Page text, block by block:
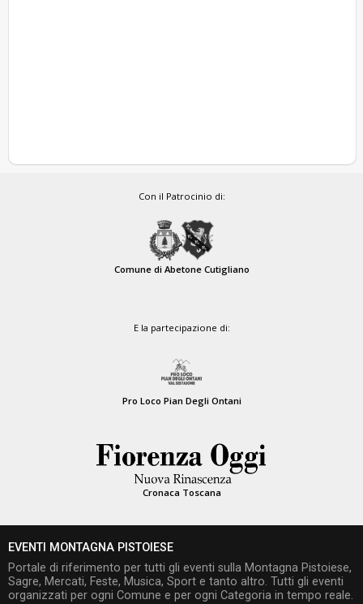
Con il Patrocinio di:
Comune di Abetone Cutigliano
E la partecipazione di:
Pro Loco Pian Degli Ontani
Cronaca Toscana
EVENTI MONTAGNA PISTOIESE
Portale di riferimento per tutti gli eventi sulla Montagna Pistoiese,
Sagre, Mercati, Feste, Musica, Sport e tanto altro. Tutti gli eventi
organizzati per ogni Comune e per ogni Categoria in tempo reale.